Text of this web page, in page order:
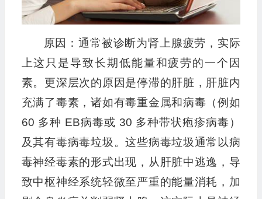
原因：通常被诊断为肾上腺疲劳，实际
上这只是导致长期低能量和疲劳的一个因
素。更深层次的原因是停滞的肝脏，肝脏内
充满了毒素，诸如有毒重金属和病毒（例如
60 多种 EB病毒或 30 多种带状疱疹病毒）
及其有毒病毒垃圾。这些病毒垃圾通常以病
毒神经毒素的形式出现，从肝脏中逃逸，导
致中枢神经系统轻微至严重的能量消耗，加